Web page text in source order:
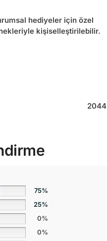
hediyeler için özel
kişiselleştirilebilir.
2044
75%
25%
0%
0%